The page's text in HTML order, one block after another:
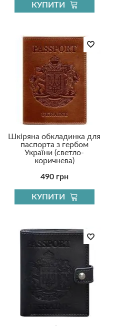
КУПИТИ
Шкіряна обкладинка для
паспорта з гербом
України (светло-
коричнева)
490 грн
КУПИТИ